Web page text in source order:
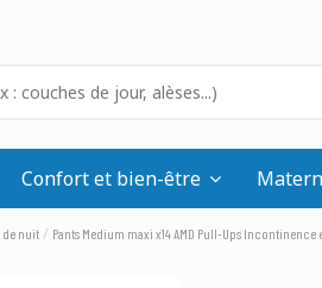
Confort et bien-être
nuit Pants Medium maxi x14 AMD Pull-Ups